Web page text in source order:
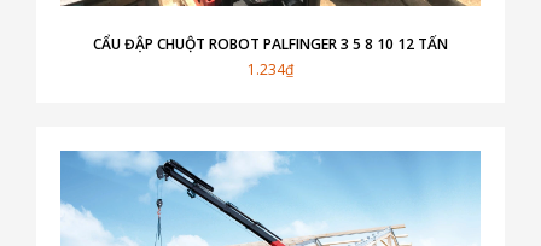
CẨU ĐẬP CHUỘT ROBOT PALFINGER 3 5 8 10 12 TẤN
1.234₫